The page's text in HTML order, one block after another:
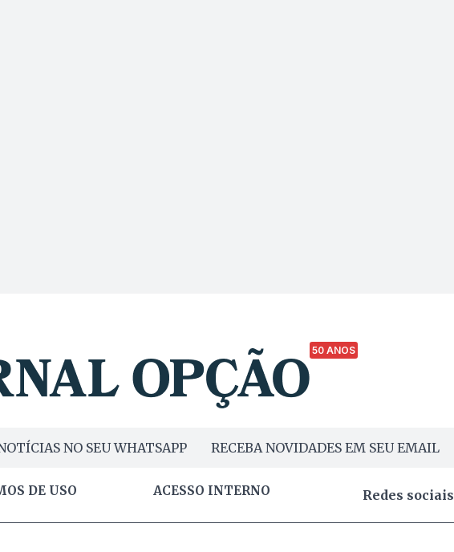
50 ANOS
NO SEU WHATSAPP RECEBA NOVIDADES EM SEU EMAIL
DE USO ACESSO INTERNO Redes sociais